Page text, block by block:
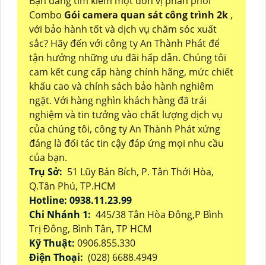
Combo Gói camera quan sát công trình 2k ,
với bảo hành tốt và dịch vụ chăm sóc xuất
sắc? Hãy đến với công ty An Thành Phát để
tận hưởng những ưu đãi hấp dẫn. Chúng tôi
cam kết cung cấp hàng chính hãng, mức chiết
khấu cao và chính sách bảo hành nghiêm
ngặt. Với hàng nghìn khách hàng đã trải
nghiệm và tin tưởng vào chất lượng dịch vụ
của chúng tôi, công ty An Thành Phát xứng
đáng là đối tác tin cậy đáp ứng mọi nhu cầu
của bạn.
Trụ Sở: 51 Lũy Bán Bích, P. Tân Thới Hòa,
Q.Tân Phú, TP.HCM
Hotline: 0938.11.23.99
Chi Nhánh 1: 445/38 Tân Hòa Đông,P Bình
Trị Đông, Bình Tân, TP HCM
Kỹ Thuật: 0906.855.330
Điện Thoại: (028) 6688.4949